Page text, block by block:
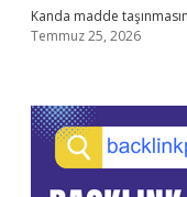
Kanda madde
Temmuz 25, 2026